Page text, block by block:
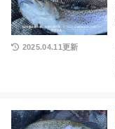
2025.04.11更新